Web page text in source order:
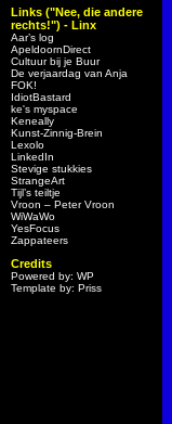
Links ("Nee, die andere
rechts!") - Linx
Aar’s log
ApeldoornDirect
Cultuur bij je Buur
De verjaardag van Anja
FOK!
IdiotBastard
ke's myspace
Keneally
Kunst-Zinnig-Brein
Lexolo
LinkedIn
Stevige stukkies
StrangeArt
Tijl’s teiltje
Vroon – Peter Vroon
WiWaWo
YesFocus
Zappateers
Credits
Powered by: WP
Template by: Priss